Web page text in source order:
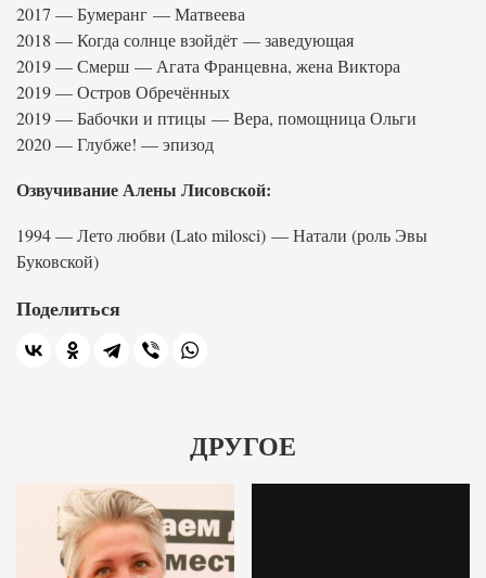
2017 — Бумеранг — Матвеева
2018 — Когда солнце взойдёт — заведующая
2019 — Смерш — Агата Францевна, жена Виктора
2019 — Остров Обречённых
2019 — Бабочки и птицы — Вера, помощница Ольги
2020 — Глубже! — эпизод
Озвучивание Алены Лисовской:
1994 — Лето любви (Lato milosci) — Натали (роль Эвы
Буковской)
Поделиться
ДРУГОЕ